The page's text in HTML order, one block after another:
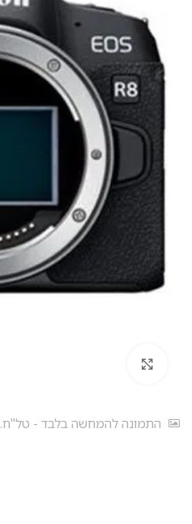
התמונה להמחשה בלבד - טל"ח.